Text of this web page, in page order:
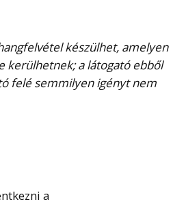
készülhet, amelyen
kerülhetnek; a látogató ebből
felé semmilyen igényt nem
a